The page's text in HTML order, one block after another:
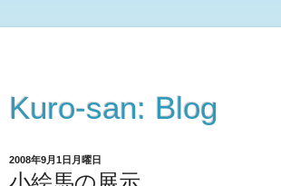
Kuro-san: Blog
2008年9月1日月曜日